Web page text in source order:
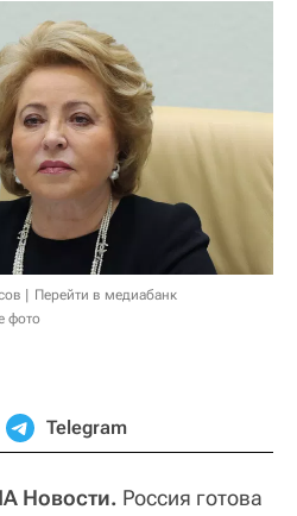
Перейти в медиабанк
фото
Telegram
Новости. Россия готова